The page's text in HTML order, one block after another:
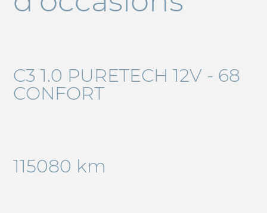
C3 1.0 PURETECH 12V - 68
CONFORT
115080 km